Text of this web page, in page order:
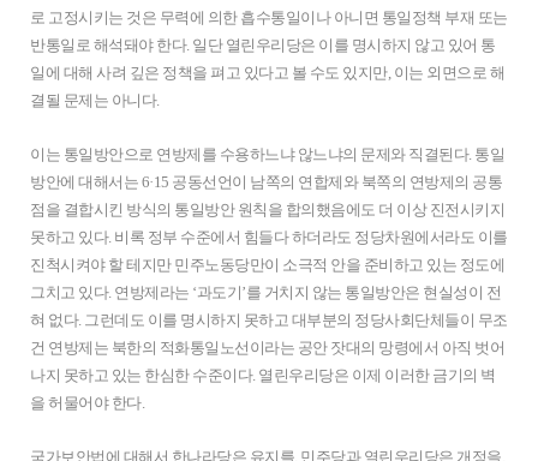
로 고정시키는 것은 무력에 의한 흡수통일이나 아니면 통일정책 부재 또는
반통일로 해석돼야 한다. 일단 열린우리당은 이를 명시하지 않고 있어 통
일에 대해 사려 깊은 정책을 펴고 있다고 볼 수도 있지만, 이는 외면으로 해
결될 문제는 아니다.
이는 통일방안으로 연방제를 수용하느냐 않느냐의 문제와 직결된다. 통일
방안에 대해서는 6·15 공동선언이 남쪽의 연합제와 북쪽의 연방제의 공통
점을 결합시킨 방식의 통일방안 원칙을 합의했음에도 더 이상 진전시키지
못하고 있다. 비록 정부 수준에서 힘들다 하더라도 정당차원에서라도 이를
진척시켜야 할 테지만 민주노동당만이 소극적 안을 준비하고 있는 정도에
그치고 있다. 연방제라는 ‘과도기’를 거치지 않는 통일방안은 현실성이 전
혀 없다. 그런데도 이를 명시하지 못하고 대부분의 정당사회단체들이 무조
건 연방제는 북한의 적화통일노선이라는 공안 잣대의 망령에서 아직 벗어
나지 못하고 있는 한심한 수준이다. 열린우리당은 이제 이러한 금기의 벽
을 허물어야 한다.
국가보안법에 대해서 한나라당은 유지를, 민주당과 열린우리당은 개정을,